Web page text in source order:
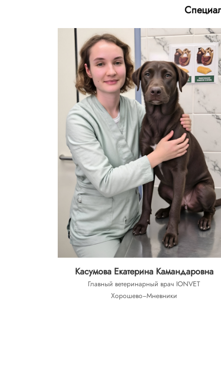
Касумова Екатерина Камандаровна
Главный ветеринарный врач IONVET
Хорошево−Мневники